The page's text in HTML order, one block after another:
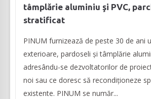
tâmplărie aluminiu şi PVC,
stratificat
PINUM furnizează de peste 30 de ani
exterioare, pardoseli şi tâmplărie
adresându-se dezvoltatorilor de
noi sau ce doresc să recondiționeze
existente. PINUM se număr...